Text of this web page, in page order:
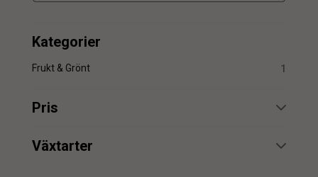
Kategorier
Frukt & Grönt 1
Pris
min.
Växtarter